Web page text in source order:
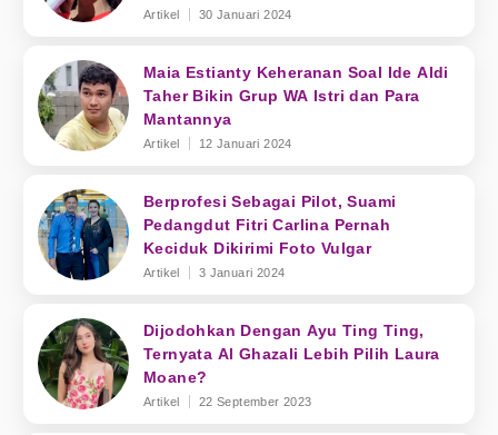
Artikel 30 Januari 2024
Maia Estianty Keheranan Soal Ide Aldi
Taher Bikin Grup WA Istri dan Para
Mantannya
Artikel 12 Januari 2024
Berprofesi Sebagai Pilot, Suami
Pedangdut Fitri Carlina Pernah
Keciduk Dikirimi Foto Vulgar
Artikel 3 Januari 2024
Dijodohkan Dengan Ayu Ting Ting,
Ternyata Al Ghazali Lebih Pilih Laura
Moane?
Artikel 22 September 2023